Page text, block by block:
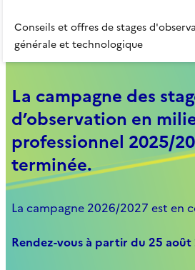
Conseils et offres de stages
générale et technologique
La campagne des
d’observation en
professionnel 2025/
terminée.
La campagne 2026/2027 est en
Rendez-vous à partir du 25 août